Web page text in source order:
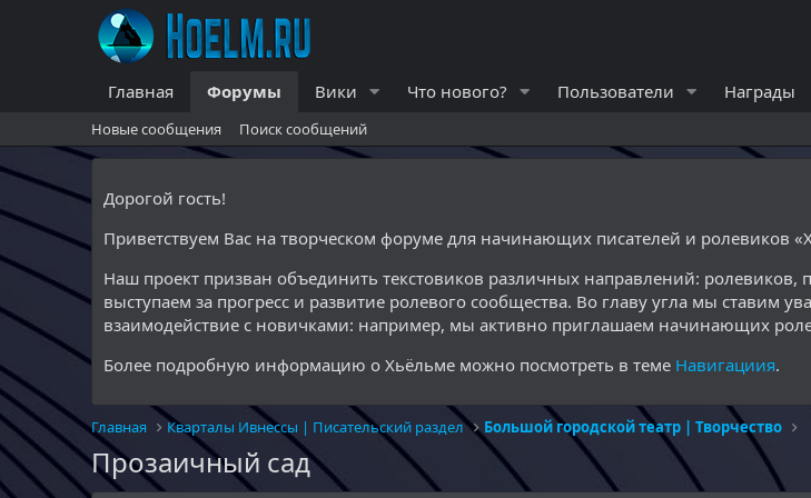
Главная Форумы Вики Что нового? Пользователи Награды
Новые сообщения Поиск сообщений
Дорогой гость!
Приветствуем Вас на творческом форуме для начинающих писателей и ролевиков
Наш проект призван объединить текстовиков различных направлений:
выступаем за прогресс и развитие ролевого сообщества. Во главу угла мы ставим
взаимодействие с новичками: например, мы активно приглашаем начинающих
Более подробную информацию о Хьёльме можно посмотреть в теме Навигациия.
Главная Кварталы Ивнессы | Писательский раздел Большой городской театр | Творчество
Прозаичный сад